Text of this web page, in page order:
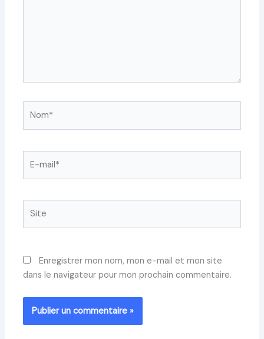
mail*
Enregistrer mon nom, mon e-mail et mon site
dans le navigateur pour mon prochain commentaire.